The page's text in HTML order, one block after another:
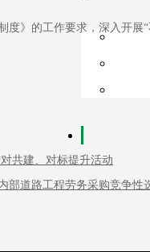
的工作要求，深入开展“
牢记使命，做新时代合格
共建、对标提升活动
部道路工程劳务采购竞争性